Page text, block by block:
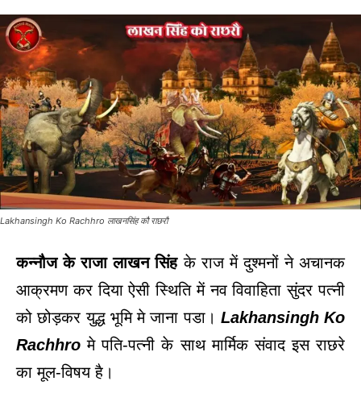
Lakhansingh Ko Rachhro लाखनसिंह कौ राछरौ
कन्नौज के राजा लाखन सिंहके राज में दुश्मनों ने अचानक
आक्रमण कर दिया ऐसी स्थिति में नव विवाहिता सुंदर पत्नी
को छोड़कर युद्ध भूमि मे जाना पडा। Lakhansingh Ko
Rachhro मे पति-पत्नी के साथ मार्मिक संवाद इस राछरे
का मूल-विषय है।